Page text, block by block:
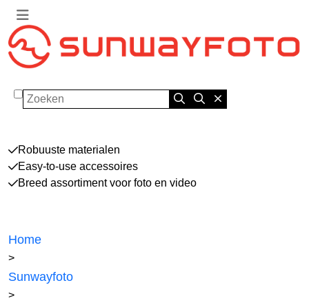
Zoeken
Robuuste materialen
Easy-to-use accessoires
Breed assortiment voor foto en video
Home
>
Sunwayfoto
>